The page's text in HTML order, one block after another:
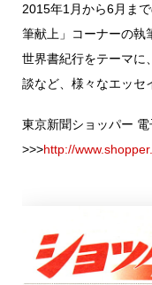
2015年1月から6月ま
筆献上」コーナーの執
世界書紀行をテーマに
談など、様々なエッセ
東京新聞ショッパー 電
>>>http://